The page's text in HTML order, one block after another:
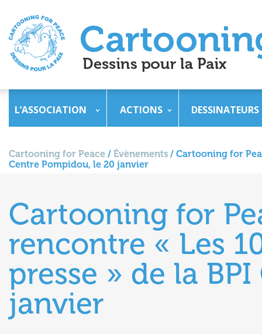
L’ASSOCIATION ACTIONS DESSINATEURS
Cartooning for Peace / Évènements / Cartooning for
Centre Pompidou, le 20 janvier
Cartooning for
rencontre « Les
presse » de la
janvier